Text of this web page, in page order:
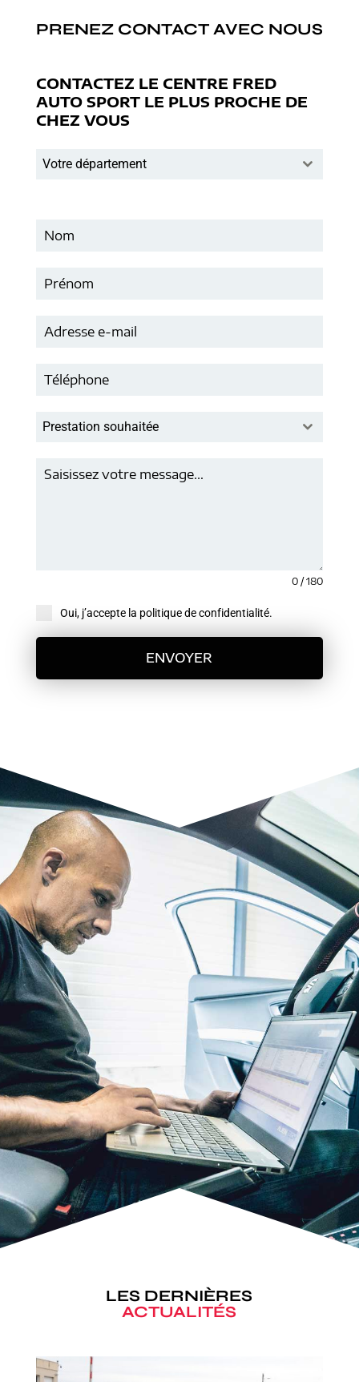
PRENEZ CONTACT AVEC NOUS
CONTACTEZ LE CENTRE FRED
AUTO SPORT LE PLUS PROCHE DE
CHEZ VOUS
Votre département
Prestation souhaitée
0 / 180
Oui, j’accepte la politique de confidentialité.
ENVOYER
LES DERNIÈRES
ACTUALITÉS